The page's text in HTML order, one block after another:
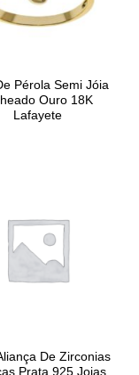
Pérola Semi Jóia
Ouro 18K
Lafayete
De Zirconias
Prata 925 Joias